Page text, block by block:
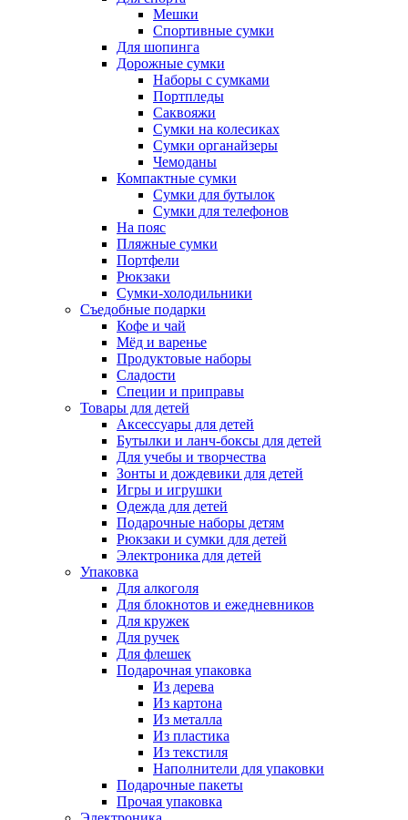
Мешки
Спортивные сумки
Для шопинга
Дорожные сумки
Наборы с сумками
Портпледы
Саквояжи
Сумки на колесиках
Сумки органайзеры
Чемоданы
Компактные сумки
Сумки для бутылок
Сумки для телефонов
На пояс
Пляжные сумки
Портфели
Рюкзаки
Сумки-холодильники
Съедобные подарки
Кофе и чай
Мёд и варенье
Продуктовые наборы
Сладости
Специи и приправы
Товары для детей
Аксессуары для детей
Бутылки и ланч-боксы для детей
Для учебы и творчества
Зонты и дождевики для детей
Игры и игрушки
Одежда для детей
Подарочные наборы детям
Рюкзаки и сумки для детей
Электроника для детей
Упаковка
Для алкоголя
Для блокнотов и ежедневников
Для кружек
Для ручек
Для флешек
Подарочная упаковка
Из дерева
Из картона
Из металла
Из пластика
Из текстиля
Наполнители для упаковки
Подарочные пакеты
Прочая упаковка